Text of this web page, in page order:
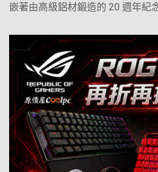
嵌著由高級鋁材鍛造的 20 週年紀